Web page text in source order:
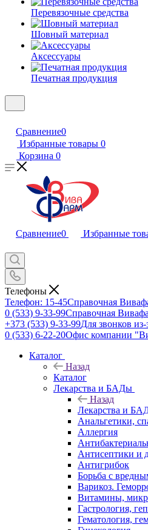
Перевязочные средства
Шовный материал
Аксессуары
Печатная продукция
Сравнение0
Избранные товары 0
Корзина 0
Сравнение0 Избранные
Телефоны
Телефон: 15-45Справочная
0 (533) 9-33-99Справочная
+373 (533) 9-33-99Для звонков из-
0 (533) 6-22-20Офис компании
Каталог
Назад
Каталог
Лекарства и БАДы
Назад
Лекарства и
Анальгетики,
Аллергия
Антисептики и
Антигрибок
Борьба с
Варикоз.
Витамины,
Гастрология,
Гематология,